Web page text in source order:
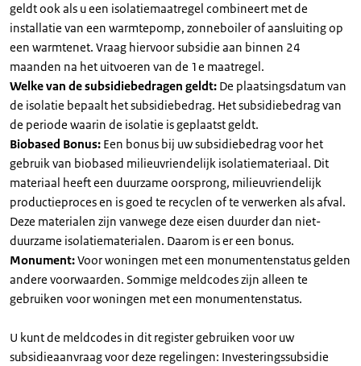
geldt ook als u een isolatiemaatregel combineert met de
installatie van een warmtepomp, zonneboiler of aansluiting op
een warmtenet. Vraag hiervoor subsidie aan binnen 24
maanden na het uitvoeren van de 1e maatregel.
Welke van de subsidiebedragen geldt: De plaatsingsdatum van
de isolatie bepaalt het subsidiebedrag. Het subsidiebedrag van
de periode waarin de isolatie is geplaatst geldt.
Biobased Bonus: Een bonus bij uw subsidiebedrag voor het
gebruik van biobased milieuvriendelijk isolatiemateriaal. Dit
materiaal heeft een duurzame oorsprong, milieuvriendelijk
productieproces en is goed te recyclen of te verwerken als afval.
Deze materialen zijn vanwege deze eisen duurder dan niet-
duurzame isolatiematerialen. Daarom is er een bonus.
Monument:Voor woningen met een monumentenstatus gelden
andere voorwaarden. Sommige meldcodes zijn alleen te
gebruiken voor woningen met een monumentenstatus.
U kunt de meldcodes in dit register gebruiken voor uw
subsidieaanvraag voor deze regelingen: Investeringssubsidie